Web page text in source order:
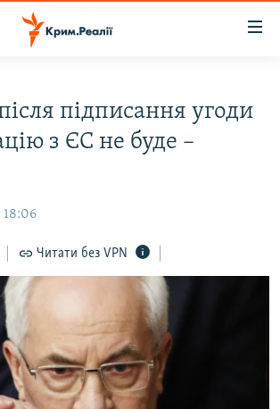
підписання угоди
з ЄС не буде –
18:06
Читати без VPN